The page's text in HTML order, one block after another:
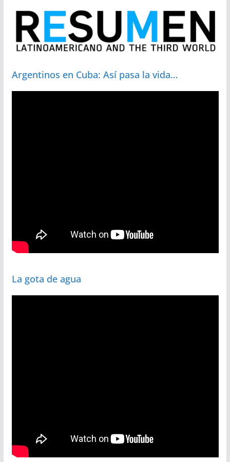
Argentinos en Cuba: Así pasa la vida…
La gota de agua